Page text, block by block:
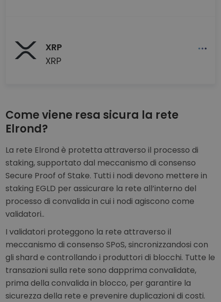
XRP
XRP
Come viene resa sicura la rete
Elrond?
La rete Elrond è protetta attraverso il processo di
staking, supportato dal meccanismo di consenso
Secure Proof of Stake. Tutti i nodi devono mettere in
staking EGLD per assicurare la rete all’interno del
processo di convalida in cui i nodi agiscono come
validatori..
I validatori proteggono la rete attraverso il
meccanismo di consenso SPoS, sincronizzandosi con
gli shard e controllando i produttori di blocchi. Tutte le
transazioni sulla rete sono dapprima convalidate,
prima della convalida in blocco, per garantire la
sicurezza della rete e prevenire duplicazioni di costi.